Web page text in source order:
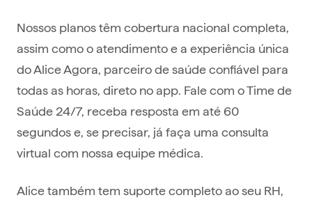
Nossos planos têm cobertura nacional completa,
assim como o atendimento e a experiência única
do Alice Agora, parceiro de saúde confiável para
todas as horas, direto no app. Fale com o Time de
Saúde 24/7, receba resposta em até 60
segundos e, se precisar, já faça uma consulta
virtual com nossa equipe médica.
Alice também tem suporte completo ao seu RH,